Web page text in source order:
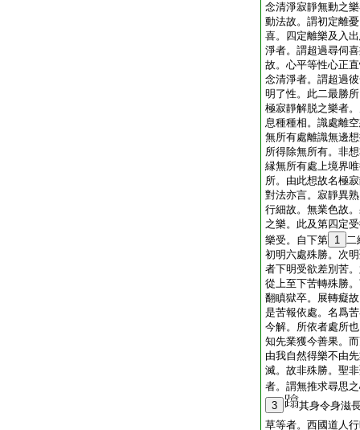
念清淨寂靜無動之
動法故。謂初定離
喜。四定離樂及入
淨者。謂超過尋伺
故。心平等性心正
念清淨者。謂超過
明了性。此二最勝
極寂靜解脱之樂者
息種種相。識處離
無所有處離識無邊
所得除無所有。非
縁無所有處上境界
所。由此想故名極
對法亦言。寂靜異
行細故。無業色故
之樂。此及第四定
樂受。自下第 1 二
初明六處殊勝。次
者下明受欲差別苦
從上至下苦轉殊勝
翻瞋獄卒。展轉癡
是苦報依處。名爲
今解。所依者處所
知先業獲今善果。
由我自然得樂不由
滅。故非殊勝。聖
者。謂無推求尋思
3
其身令身滋
草等者。西國道人